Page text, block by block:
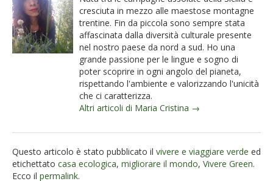
cresciuta in mezzo alle maestose montagne
trentine. Fin da piccola sono sempre stata
affascinata dalla diversità culturale presente
nel nostro paese da nord a sud. Ho una
grande passione per le lingue e sogno di
poter scoprire in ogni angolo del pianeta,
rispettando l'ambiente e valorizzando l'unicità
che ci caratterizza.
Altri articoli di Maria Cristina →
Questo articolo è stato pubblicato il vivere e viaggiare verde ed
etichettato casa ecologica, migliorare il mondo, Vivere Green.
Ecco il permalink.